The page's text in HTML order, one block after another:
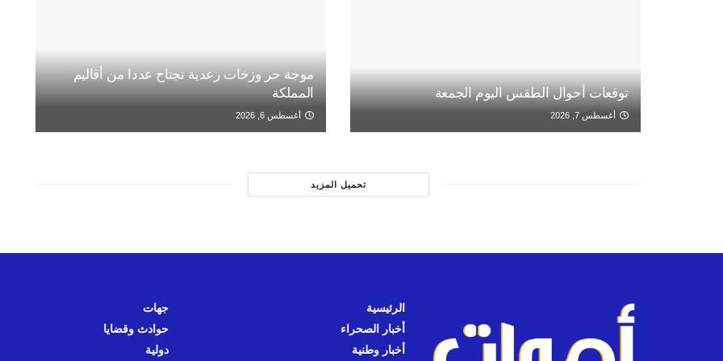
توقعات أحوال الطقس اليوم الجمعة
أغسطس 7, 2026
موجة حر وزخات رعدية تجتاح عددا من أقاليم
المملكة
أغسطس 6, 2026
تحميل المزيد
الرئيسية
أخبار الصحراء
أخبار وطنية
جهات
حوادث وقضايا
دولية